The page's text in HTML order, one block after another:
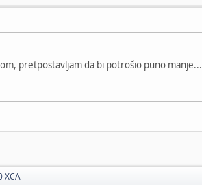
pretpostavljam da bi potrošio puno manje...
XCA